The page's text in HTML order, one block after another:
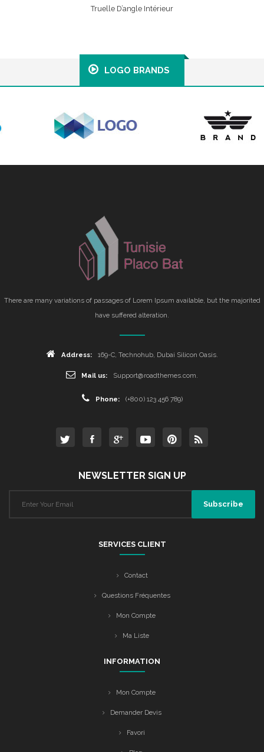
Truelle D’angle Intérieur
Lire La Suite
LOGO BRANDS
There are many variations of passages of Lorem Ipsum available, but the majorited
have suffered alteration.
Address: 169-C, Technohub, Dubai Silicon Oasis.
Mail us: Support@roadthemes.com.
Phone: (+800) 123 456 789)
NEWSLETTER SIGN UP
SERVICES CLIENT
Contact
Questions Fréquentes
Mon Compte
Ma Liste
INFORMATION
Mon Compte
Demander Devis
Favori